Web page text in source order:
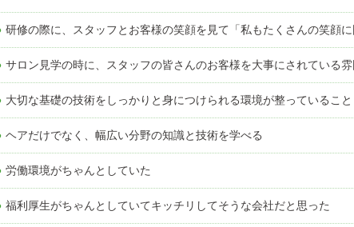
●研修の際に、スタッフとお客様の笑顔を見て「私もたくさんの笑顔
●サロン見学の時に、スタッフの皆さんのお客様を大事にされている
●大切な基礎の技術をしっかりと身につけられる環境が整っていること
●ヘアだけでなく、幅広い分野の知識と技術を学べる
●労働環境がちゃんとしていた
●福利厚生がちゃんとしていてキッチリしてそうな会社だと思った